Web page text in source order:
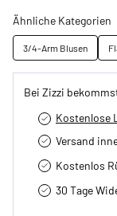
Ähnliche Kategorien
3/4-Arm Blusen
Bei Zizzi
Kostenlose
Versand
Kostenlos
30 Tage